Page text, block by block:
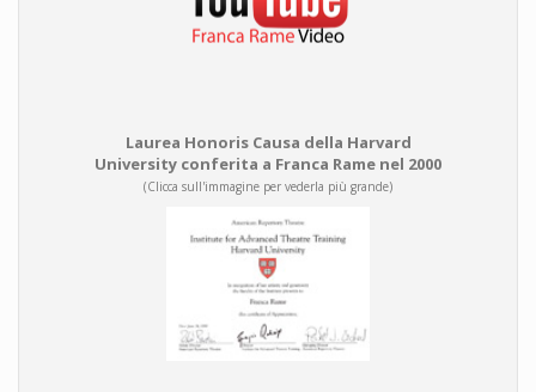
Laurea Honoris Causa della Harvard
University conferita a Franca Rame nel 2000
(Clicca sull'immagine per vederla più grande)